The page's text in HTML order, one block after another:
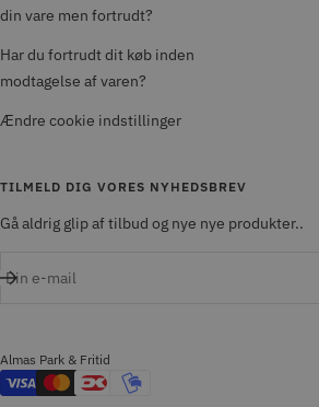
din vare men fortrudt?
Har du fortrudt dit køb inden
modtagelse af varen?
Ændre cookie indstillinger
TILMELD DIG VORES NYHEDSBREV
Gå aldrig glip af tilbud og nye nye produkter..
Din e-mail
Almas Park & Fritid